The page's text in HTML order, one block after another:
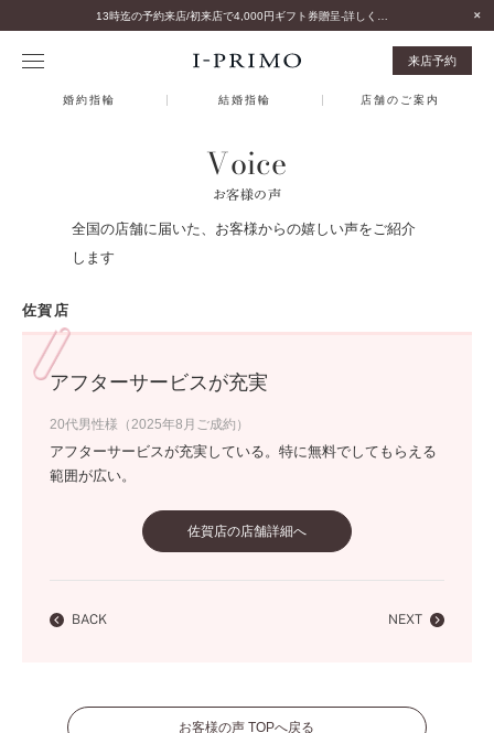
来店予約
婚約指輪 結婚指輪 店舗のご案内
Voice
お客様の声
全国の店舗に届いた、お客様からの嬉しい声をご紹介
します
佐賀店
アフターサービスが充実
20代男性様（2025年8月ご成約）
アフターサービスが充実している。特に無料でしてもらえる
範囲が広い。
佐賀店の店舗詳細へ
BACK NEXT
お客様の声 TOPへ戻る